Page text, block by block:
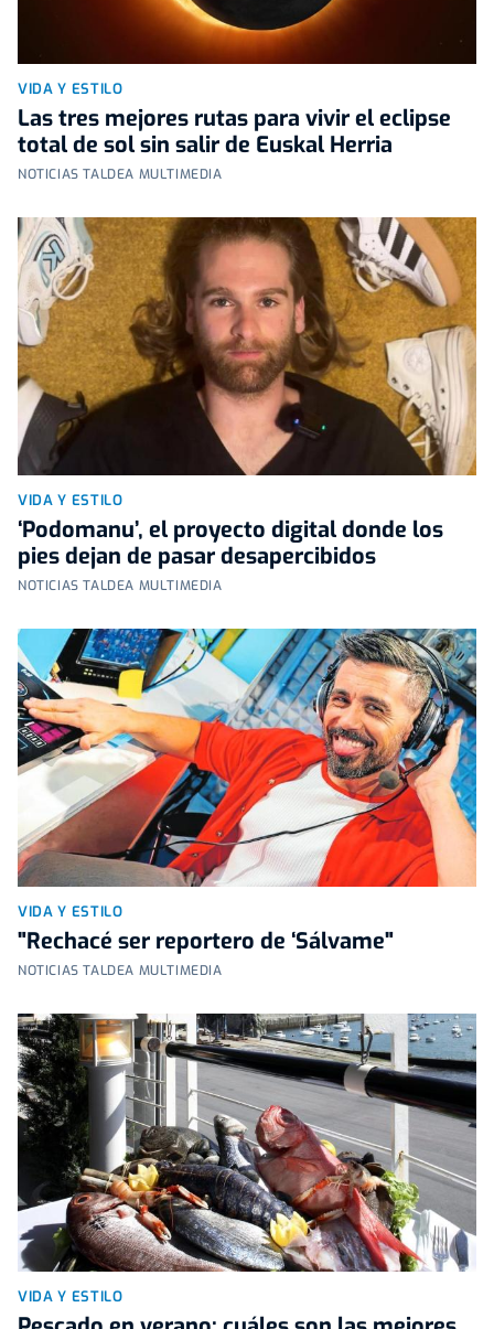
VIDA Y ESTILO
Las tres mejores rutas para vivir el eclipse
total de sol sin salir de Euskal Herria
NOTICIAS TALDEA MULTIMEDIA
VIDA Y ESTILO
‘Podomanu’, el proyecto digital donde los
pies dejan de pasar desapercibidos
NOTICIAS TALDEA MULTIMEDIA
VIDA Y ESTILO
"Rechacé ser reportero de ‘Sálvame"
NOTICIAS TALDEA MULTIMEDIA
VIDA Y ESTILO